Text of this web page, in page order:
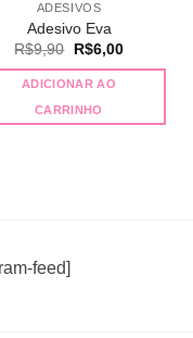
ADESIVOS
Adesivo Eva
R$9,90 O
original
era:
R$9,90.
R$6,00O
ADICIONAR AO
CARRINHO
feed]